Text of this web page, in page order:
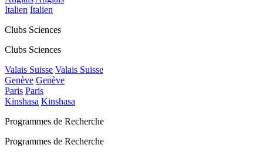
Italien Italien
Clubs Sciences
Clubs Sciences
Valais Suisse Valais Suisse
Genève Genève
Paris Paris
Kinshasa Kinshasa
Programmes de Recherche
Programmes de Recherche